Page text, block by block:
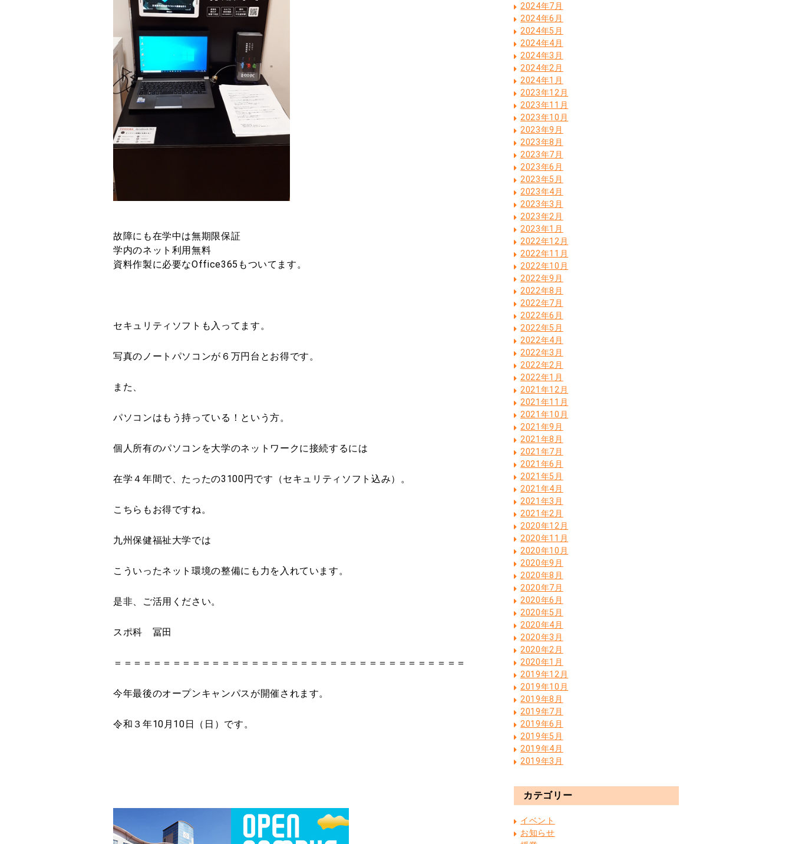
故障にも在学中は無期限保証
学内のネット利用無料
資料作製に必要なOffice365もついてます。
セキュリティソフトも入ってます。
写真のノートパソコンが６万円台とお得です。
また、
パソコンはもう持っている！という方。
個人所有のパソコンを大学のネットワークに接続するには
在学４年間で、たったの3100円です（セキュリティソフト込み）。
こちらもお得ですね。
九州保健福祉大学では
こういったネット環境の整備にも力を入れています。
是非、ご活用ください。
スポ科 冨田
＝＝＝＝＝＝＝＝＝＝＝＝＝＝＝＝＝＝＝＝＝＝＝＝＝＝＝＝＝＝＝＝＝＝＝＝
今年最後のオープンキャンパスが開催されます。
令和３年10月10日（日）です。
2024年7月
2024年6月
2024年5月
2024年4月
2024年3月
2024年2月
2024年1月
2023年12月
2023年11月
2023年10月
2023年9月
2023年8月
2023年7月
2023年6月
2023年5月
2023年4月
2023年3月
2023年2月
2023年1月
2022年12月
2022年11月
2022年10月
2022年9月
2022年8月
2022年7月
2022年6月
2022年5月
2022年4月
2022年3月
2022年2月
2022年1月
2021年12月
2021年11月
2021年10月
2021年9月
2021年8月
2021年7月
2021年6月
2021年5月
2021年4月
2021年3月
2021年2月
2020年12月
2020年11月
2020年10月
2020年9月
2020年8月
2020年7月
2020年6月
2020年5月
2020年4月
2020年3月
2020年2月
2020年1月
2019年12月
2019年10月
2019年8月
2019年7月
2019年6月
2019年5月
2019年4月
2019年3月
カテゴリー
イベント
お知らせ